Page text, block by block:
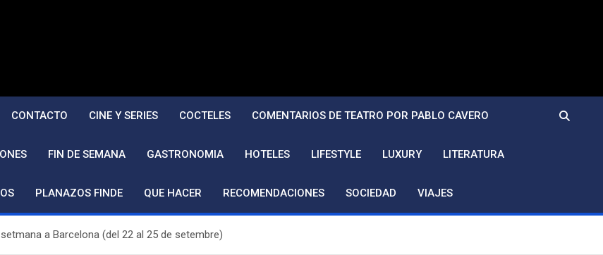
CONTACTO CINE Y SERIES COCTELES COMENTARIOS DE TEATRO POR PABLO CAVERO
FIN DE SEMANA GASTRONOMIA HOTELES LIFESTYLE LUXURY LITERATURA
PLANAZOS FINDE QUE HACER RECOMENDACIONES SOCIEDAD VIAJES
a Barcelona (del 22 al 25 de setembre)